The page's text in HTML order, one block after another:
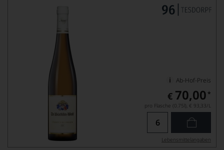
Ab-Hof-Preis
€ 70,00 *
pro Flasche (0.75l), € 93,33/L
Lebensmittel­angaben